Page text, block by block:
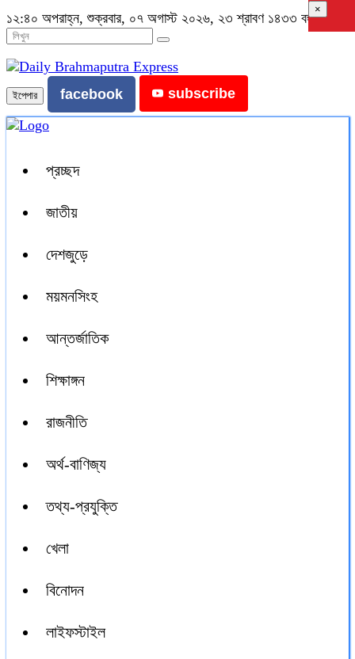
১২:৪০ অপরাহ্ন, শুক্রবার, ০৭ অগাস্ট ২০২৬, ২৩ শ্রাবণ ১৪৩৩ বঙ্গাব্দ
ইপেপার facebook subscribe
প্রচ্ছদ
জাতীয়
দেশজুড়ে
ময়মনসিংহ
আন্তর্জাতিক
শিক্ষাঙ্গন
রাজনীতি
অর্থ-বাণিজ্য
তথ্য-প্রযুক্তি
খেলা
বিনোদন
লাইফস্টাইল
×